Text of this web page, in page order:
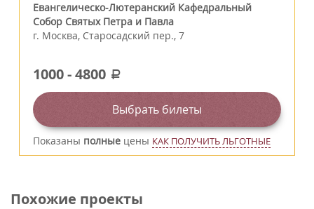
Евангелическо-Лютеранский Кафедральный
Собор Святых Петра и Павла
г. Москва, Старосадский пер., 7
1000-4800 a
Выбрать билеты
Показаны полные цены КАК ПОЛУЧИТЬ ЛЬГОТНЫЕ
Похожие проекты